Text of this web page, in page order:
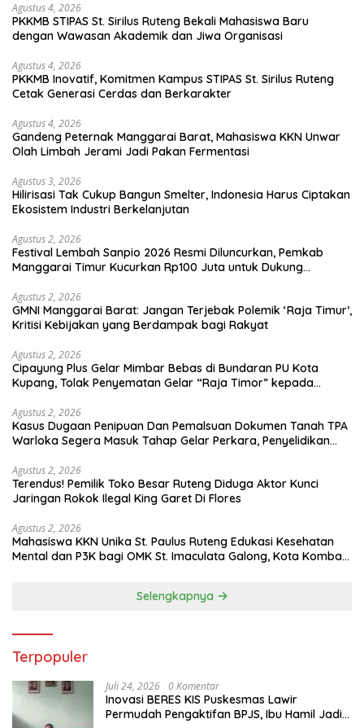
Agustus 4, 2026
PKKMB STIPAS St. Sirilus Ruteng Bekali Mahasiswa Baru
dengan Wawasan Akademik dan Jiwa Organisasi
Agustus 4, 2026
PKKMB Inovatif, Komitmen Kampus STIPAS St. Sirilus Ruteng
Cetak Generasi Cerdas dan Berkarakter
Agustus 4, 2026
Gandeng Peternak Manggarai Barat, Mahasiswa KKN Unwar
Olah Limbah Jerami Jadi Pakan Fermentasi
Agustus 3, 2026
Hilirisasi Tak Cukup Bangun Smelter, Indonesia Harus Ciptakan
Ekosistem Industri Berkelanjutan
Agustus 2, 2026
Festival Lembah Sanpio 2026 Resmi Diluncurkan, Pemkab
Manggarai Timur Kucurkan Rp100 Juta untuk Dukung
Agustus 2, 2026
GMNI Manggarai Barat: Jangan Terjebak Polemik ‘Raja Timur’,
Kritisi Kebijakan yang Berdampak bagi Rakyat
Agustus 2, 2026
Cipayung Plus Gelar Mimbar Bebas di Bundaran PU Kota
Kupang, Tolak Penyematan Gelar “Raja Timor” kepada
Agustus 2, 2026
Kasus Dugaan Penipuan Dan Pemalsuan Dokumen Tanah TPA
Warloka Segera Masuk Tahap Gelar Perkara, Penyelidikan
Agustus 2, 2026
Terendus! Pemilik Toko Besar Ruteng Diduga Aktor Kunci
Jaringan Rokok Ilegal King Garet Di Flores
Agustus 2, 2026
Mahasiswa KKN Unika St. Paulus Ruteng Edukasi Kesehatan
Mental dan P3K bagi OMK St. Imaculata Galong, Kota Komba
Selengkapnya
Terpopuler
Juli 24, 2026 0 Komentar
Inovasi BERES KIS Puskesmas Lawir
Permudah Pengaktifan BPJS, Ibu Hamil Jadi